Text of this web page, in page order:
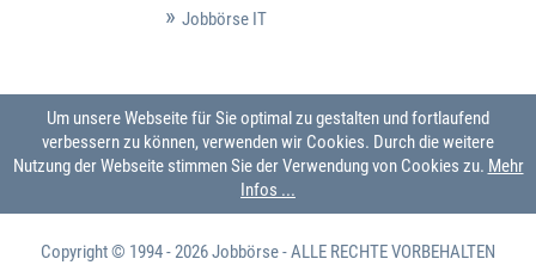
Jobbörse IT
Um unsere Webseite für Sie optimal zu gestalten und fortlaufend
verbessern zu können, verwenden wir Cookies. Durch die weitere
Nutzung der Webseite stimmen Sie der Verwendung von Cookies zu. Mehr
Infos ...
Copyright © 1994 - 2026Jobbörse- ALLE RECHTE VORBEHALTEN